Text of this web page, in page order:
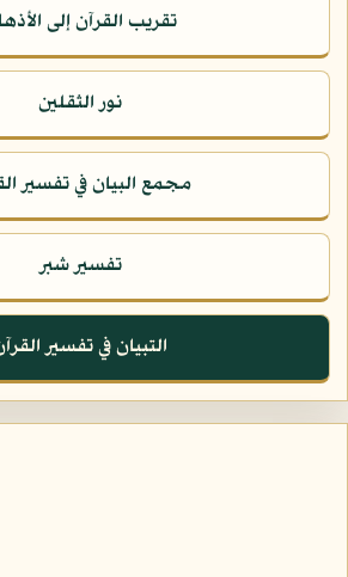
تقريب القرآن إلى
نور الثقلين
مجمع البيان في تفسير
تفسير شبر
التبيان في تفسير